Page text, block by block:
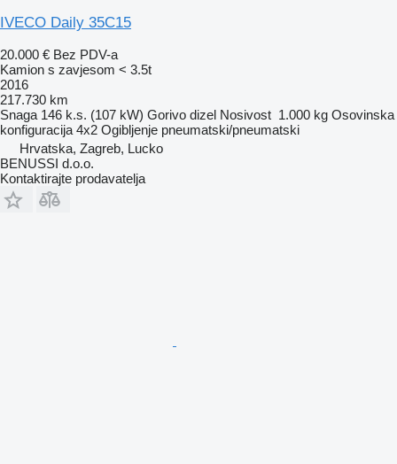
IVECO Daily 35C15
20.000 € Bez PDV-a
Kamion s zavjesom < 3.5t
2016
217.730 km
Snaga 146 k.s. (107 kW) Gorivo dizel Nosivost 1.000 kg Osovinska
konfiguracija 4x2 Ogibljenje pneumatski/pneumatski
Hrvatska, Zagreb, Lucko
BENUSSI d.o.o.
Kontaktirajte prodavatelja